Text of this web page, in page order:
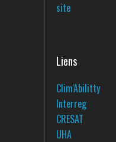
site
Liens
Clim'Abilitty
Interreg
CRESAT
UHA